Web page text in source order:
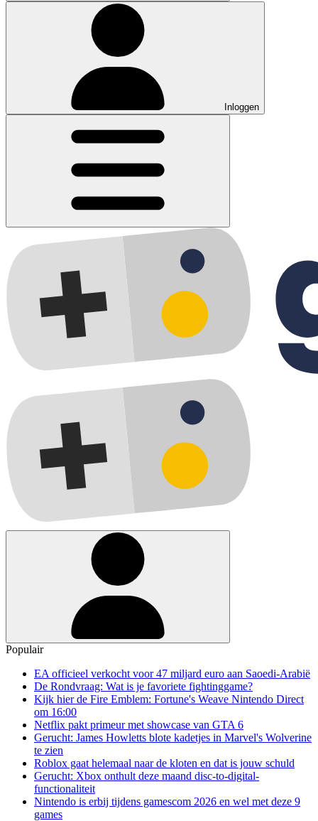
Inloggen
Populair
EA officieel verkocht voor 47 miljard euro aan Saoedi-Arabië
De Rondvraag: Wat is je favoriete fightinggame?
Kijk hier de Fire Emblem: Fortune's Weave Nintendo Direct
om 16:00
Netflix pakt primeur met showcase van GTA 6
Gerucht: James Howletts blote kadetjes in Marvel's Wolverine
te zien
Roblox gaat helemaal naar de kloten en dat is jouw schuld
Gerucht: Xbox onthult deze maand disc-to-digital-
functionaliteit
Nintendo is erbij tijdens gamescom 2026 en wel met deze 9
games